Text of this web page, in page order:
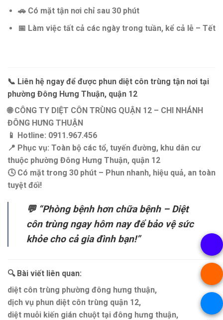
🚗 Có mặt tận nơi chỉ sau 30 phút
📅 Làm việc tất cả các ngày trong tuần, kể cả lễ – Tết
📞 Liên hệ ngay để được phun diệt côn trùng tận nơi tại
phường Đông Hưng Thuận, quận 12
🌐CÔNG TY DIỆT CÔN TRÙNG QUẬN 12 – CHI NHÁNH
ĐÔNG HƯNG THUẬN
📱
Hotline: 0911.967.456
📍 Phục vụ: Toàn bộ các tổ, tuyến đường, khu dân cư
thuộc phường Đông Hưng Thuận, quận 12
🕓 Có mặt trong 30 phút – Phun nhanh, hiệu quả, an toàn
tuyệt đối!
💬 “Phòng bệnh hơn chữa bệnh – Diệt
côn trùng ngay hôm nay để bảo vệ sức
khỏe cho cả gia đình bạn!”
🔍 Bài viết liên quan:
diệt côn trùng phường đông hưng thuận,
dịch vụ phun diệt côn trùng quận 12,
diệt muỗi kiến gián chuột tại đông hưng thuận,